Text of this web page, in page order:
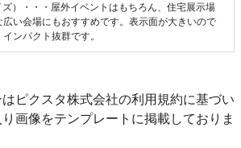
ズ）・・・屋外イベントはもちろん、住宅展示場
い会場にもおすすめです。表示面が大きいので
ンパクト抜群です。
ピクスタ株式会社の利用規約に基づい
画像をテンプレートに掲載しておりま